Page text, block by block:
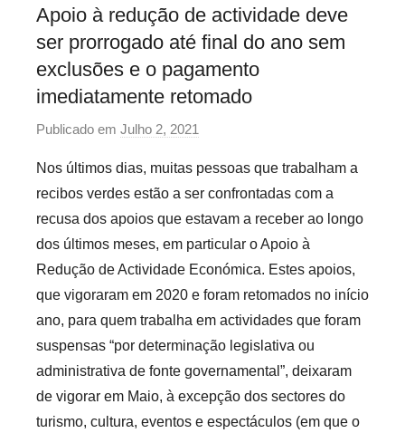
Apoio à redução de actividade deve
ser prorrogado até final do ano sem
exclusões e o pagamento
imediatamente retomado
Publicado em Julho 2, 2021
r
P
r
e
c
á
r
i
o
Nos últimos dias, muitas pessoas que trabalham a
recibos verdes estão a ser confrontadas com a
recusa dos apoios que estavam a receber ao longo
dos últimos meses, em particular o Apoio à
Redução de Actividade Económica. Estes apoios,
que vigoraram em 2020 e foram retomados no início
ano, para quem trabalha em actividades que foram
suspensas “por determinação legislativa ou
administrativa de fonte governamental”, deixaram
de vigorar em Maio, à excepção dos sectores do
turismo, cultura, eventos e espectáculos (em que o